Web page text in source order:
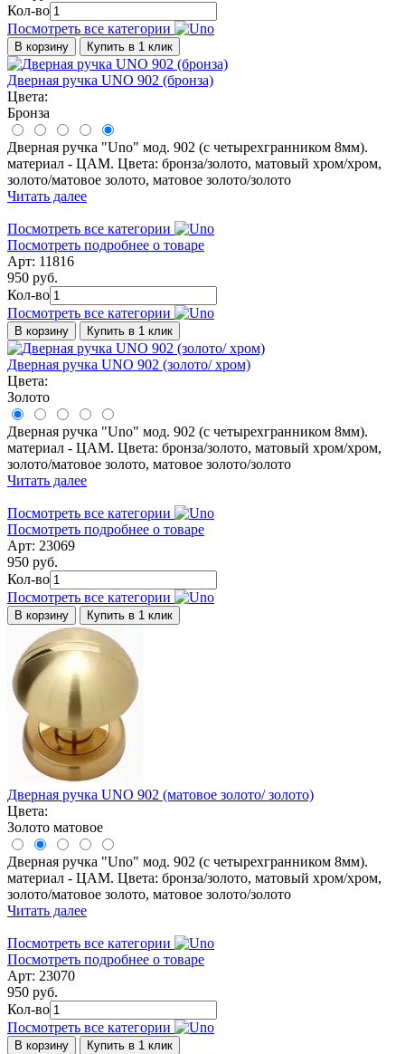
Кол-во
Посмотреть все категории
В корзину Купить в 1 клик
Дверная ручка UNO 902 (бронза)
Цвета:
Бронза
Дверная ручка "Uno" мод. 902 (с четырехгранником 8мм).
материал - ЦАМ. Цвета: бронза/золото, матовый хром/хром,
золото/матовое золото, матовое золото/золото
Читать далее
Посмотреть все категории
Посмотреть подробнее о товаре
Арт: 11816
950 руб.
Кол-во
Посмотреть все категории
В корзину Купить в 1 клик
Дверная ручка UNO 902 (золото/ хром)
Цвета:
Золото
Дверная ручка "Uno" мод. 902 (с четырехгранником 8мм).
материал - ЦАМ. Цвета: бронза/золото, матовый хром/хром,
золото/матовое золото, матовое золото/золото
Читать далее
Посмотреть все категории
Посмотреть подробнее о товаре
Арт: 23069
950 руб.
Кол-во
Посмотреть все категории
В корзину Купить в 1 клик
Дверная ручка UNO 902 (матовое золото/ золото)
Цвета:
Золото матовое
Дверная ручка "Uno" мод. 902 (с четырехгранником 8мм).
материал - ЦАМ. Цвета: бронза/золото, матовый хром/хром,
золото/матовое золото, матовое золото/золото
Читать далее
Посмотреть все категории
Посмотреть подробнее о товаре
Арт: 23070
950 руб.
Кол-во
Посмотреть все категории
В корзину Купить в 1 клик